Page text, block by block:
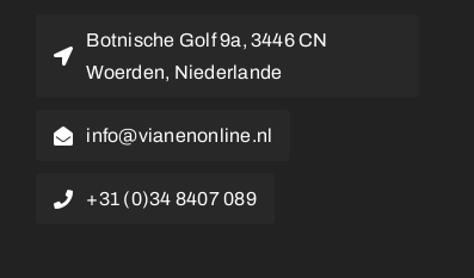
Botnische Golf 9a, 3446 CN
Woerden, Niederlande
info@vianenonline.nl
+31 (0)34 8407 089